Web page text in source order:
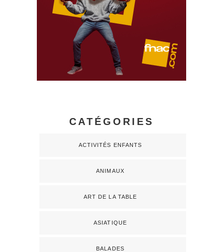
CATÉGORIES
ACTIVITÉS ENFANTS
ANIMAUX
ART DE LA TABLE
ASIATIQUE
BALADES